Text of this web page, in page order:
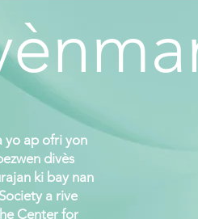
yo ap ofri yon
divès
ki bay nan
a rive
Center for